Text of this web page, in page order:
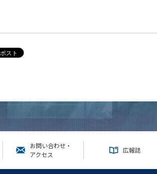
お問い合わせ・
アクセス
広報誌